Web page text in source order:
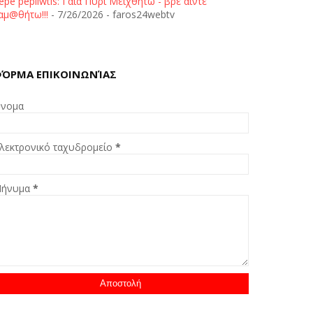
- 7/26/2026 - faros24webtv
ΕΠΙΚΟΙΝΩΝΊΑΣ
ταχυδρομείο*
*